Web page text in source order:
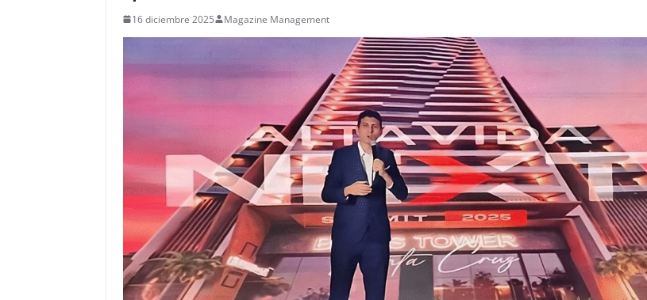
16 diciembre 2025 Magazine Management